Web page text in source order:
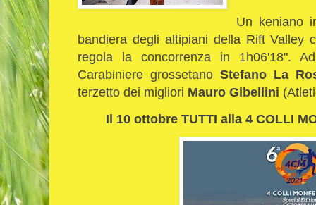
Un keniano
bandiera degli altipiani della Rift Valley
regola la concorrenza in 1h06'18".
Carabiniere grossetanoStefano La
terzetto dei migliori Mauro Gibellini
Il 10 ottobre TUTTI alla 4 COLLI